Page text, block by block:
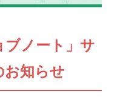
ブノート」サ
お知らせ